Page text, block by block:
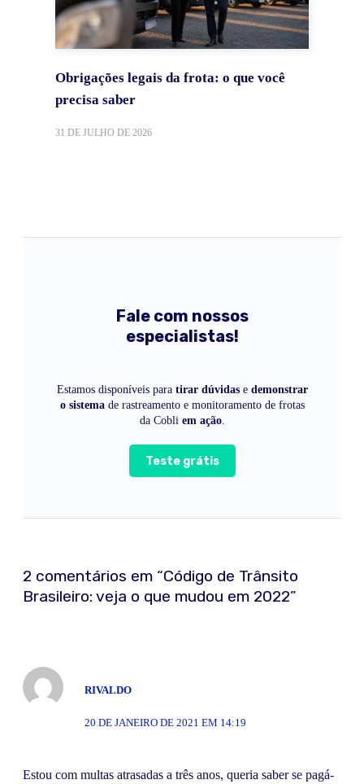
Obrigações legais da frota: o que você
precisa saber
31 DE JULHO DE 2026
Fale com nossos
especialistas!
Estamos disponíveis para tirar dúvidase demonstrar
o sistemade rastreamento e monitoramento de frotas
da Cobli em ação.
Teste grátis
2 comentários em “Código de Trânsito
Brasileiro: veja o que mudou em 2022”
RIVALDO
20 DE JANEIRO DE 2021 EM 14:19
Estou com multas atrasadas a três anos, queria saber se pagá-